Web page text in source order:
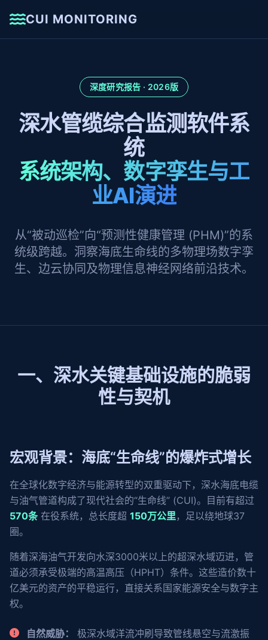
CUI MONITORING
深度研究报告 · 2026版
深水管缆综合监测软件系
统
系统架构、数字孪生与工
业AI演进
从“被动巡检”向“预测性健康管理 (PHM)”的系
统级跨越。洞察海底生命线的多物理场数字孪
生、边云协同及物理信息神经网络前沿技术。
一、深水关键基础设施的脆弱
性与契机
宏观背景：海底“生命线”的爆炸式增长
在全球化数字经济与能源转型的双重驱动下，深水海底电缆
与油气管道构成了现代社会的“生命线” (CUI)。目前有超过
570条在役系统，总长度超 150万公里，足以绕地球37
圈。
随着深海油气开发向水深3000米以上的超深水域迈进，管
道必须承受极端的高温高压（HPHT）条件。这些造价数十
亿美元的资产的平稳运行，直接关系国家能源安全与数字主
权。
自然威胁：
极深水域洋流冲刷导致管线悬空与流激振